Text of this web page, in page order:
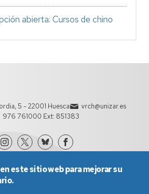
abierta: Cursos de chino
5 - 22001 Huesca
vrch@unizar.es
976 761000 Ext: 851383
este sitio web para mejorar su